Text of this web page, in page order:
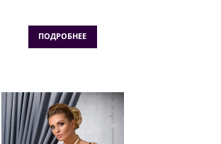
ПОДРОБНЕЕ